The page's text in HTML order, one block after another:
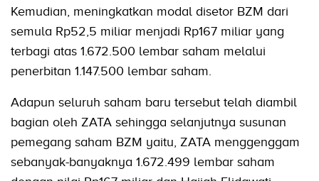
Kemudian, meningkatkan modal disetor BZM dari
semula Rp52,5 miliar menjadi Rp167 miliar yang
terbagi atas 1.672.500 lembar saham melalui
penerbitan 1.147.500 lembar saham.
Adapun seluruh saham baru tersebut telah diambil
bagian oleh ZATA sehingga selanjutnya susunan
pemegang saham BZM yaitu, ZATA menggenggam
sebanyak-banyaknya 1.672.499 lembar saham